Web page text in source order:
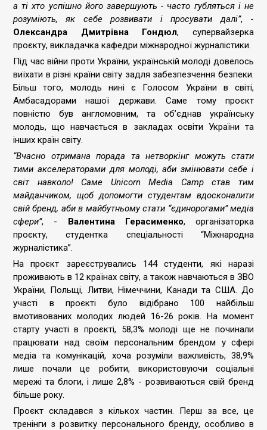
а ті хто успішно його завершують - часто губляться і не
розуміють, як себе розвивати і просувати далі”, -
Олександра Дмитрівна Гондюл, супервайзерка
проєкту, викладачка кафедри міжнародної журналістики.
Під час війни проти України, українській молоді довелось
виїхати в різні країни світу задля забезпезчення безпеки.
Більш того, молодь нині є Голосом України в світі,
Амбасадорами нашої держави. Саме тому проєкт
повністю був англомовним, та об’єднав українську
молодь, що навчається в закладах освіти України та
інших країн світу.
“Вчасно отримана порада та нетворкінг можуть стати
тими акселераторами для молоді, аби змінювати себе і
світ навколо! Саме Unicorn Media Camp став тим
майданчиком, щоб допомогти студентам вдосконалити
свій бренд, аби в майбутньому стати “єдинорогами” медіа
сфери”, - Валентина Герасименко, організаторка
проєкту, студентка спеціальності “Міжнародна
журналістика”.
На проєкт зареєструвались 144 студенти, які наразі
проживають в 12 країнах світу, а також навчаються в ЗВО
України, Польщі, Литви, Німеччини, Канади та США. До
участі в проєкті було відібрано 100 найбільш
вмотивованих молодих людей 16-26 років. На момент
старту участі в проєкті, 58,3% молоді ще не починали
працювати над своїм персональним брендом у сфері
медіа та комунікацій, хоча розуміли важливість, 38,9%
лише почали це робити, використовуючи соціальні
мережі та блоги, і лише 2,8% - розвиваються свій бренд
більше року.
Проєкт складався з кількох частин. Перш за все, це
тренінги з розвитку персонального бренду, особливо в